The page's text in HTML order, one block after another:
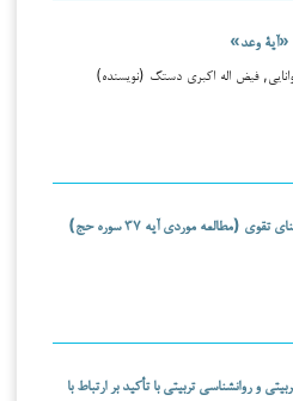
«آیۀ وعد»
فیض اله اکبری دستک (نویسنده)
(مطالعه موردی آیه ۳۷ سوره حج)
و روانشناسی تربیتی با تأکید بر ارتباط با